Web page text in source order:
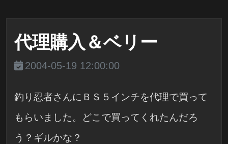
代理購入＆ベリー
2004-05-19 12:00:00
釣り忍者さんにＢＳ５インチを代理で買って
もらいました。どこで買ってくれたんだろ
う？ギルかな？